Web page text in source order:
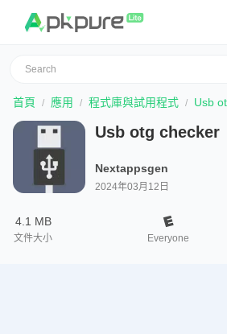
首頁 應用 程式庫與試用程式 Usb
Usb otg checker
Nextappsgen
2024年03月12日
4.1 MB
文件大小 Everyone